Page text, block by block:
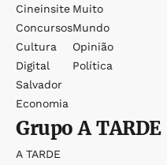
Cineinsite
Concursos
Cultura
Digital
Salvador
Economia
Muito
Mundo
Opinião
Política
GrupoA TARDE
A TARDE